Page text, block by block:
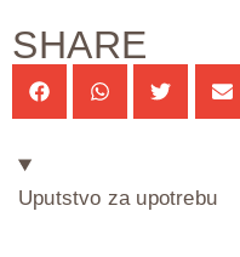
SHARE
Uputstvo za upotrebu